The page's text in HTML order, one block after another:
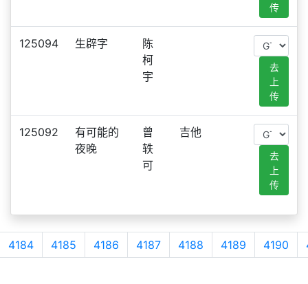
传
125094 生辟字
陈
柯
宇
去
上
传
125092
有可能的
夜晚
曾
轶
可
吉他
去
上
传
4184 4185 4186 4187 4188 4189 4190